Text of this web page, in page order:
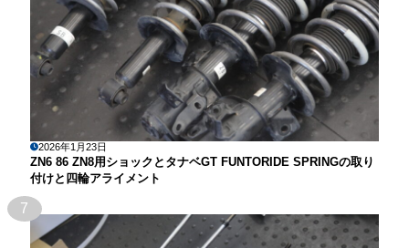
2026年1月23日
ZN6 86 ZN8用ショックとタナベGT FUNTORIDE SPRINGの取り
付けと四輪アライメント
7